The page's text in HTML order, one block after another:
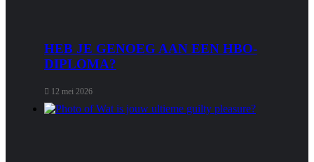
HEB JE GENOEG AAN EEN HBO-
DIPLOMA?
12 mei 2026